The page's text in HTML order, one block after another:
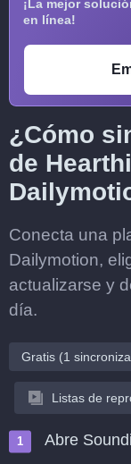
¡La mejor
en línea!
¿Cómo
de
Conecta una
Dailymotion,
actualizarse y
día.
Gratis (1
Listas de
Abre